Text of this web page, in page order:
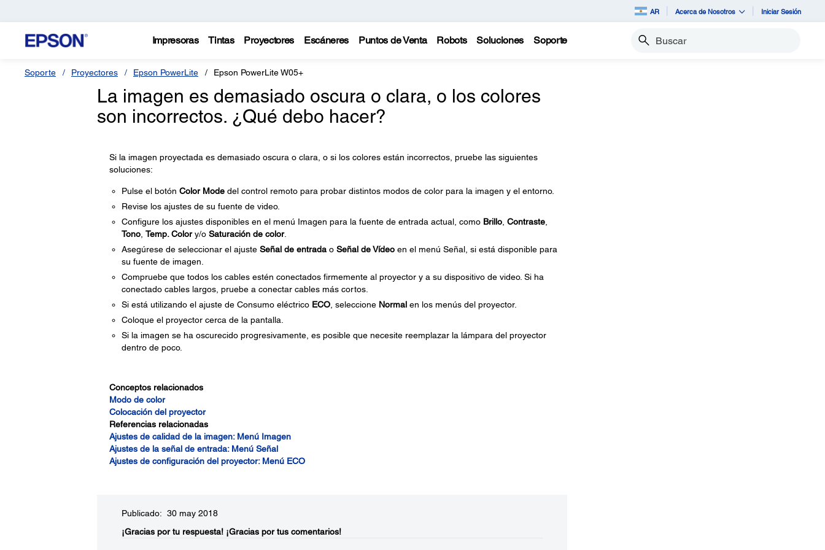
AR Acerca de Nosotros Iniciar Sesión
Impresoras Tintas Proyectores Escáneres Puntos de Venta Robots Soluciones Soporte Buscar
Soporte Proyectores Epson PowerLite Epson PowerLite W05+
La imagen es demasiado oscura o clara, o los colores
son incorrectos. ¿Qué debo hacer?
Si la imagen proyectada es demasiado oscura o clara, o si los colores están incorrectos, pruebe las siguientes
soluciones:
Pulse el botón Color Modedel control remoto para probar distintos modos de color para la imagen y el entorno.
Revise los ajustes de su fuente de video.
Configure los ajustes disponibles en el menú Imagen para la fuente de entrada actual, como Brillo, Contraste,
Tono, Temp. Colory/o Saturación de color.
Asegúrese de seleccionar el ajuste Señal de entradao Señal de Vídeoen el menú Señal, si está disponible para
su fuente de imagen.
Compruebe que todos los cables estén conectados firmemente al proyector y a su dispositivo de video. Si ha
conectado cables largos, pruebe a conectar cables más cortos.
Si está utilizando el ajuste de Consumo eléctrico ECO, seleccione Normalen los menús del proyector.
Coloque el proyector cerca de la pantalla.
Si la imagen se ha oscurecido progresivamente, es posible que necesite reemplazar la lámpara del proyector
dentro de poco.
Conceptos relacionados
Modo de color
Colocación del proyector
Referencias relacionadas
Ajustes de calidad de la imagen: Menú Imagen
Ajustes de la señal de entrada: Menú Señal
Ajustes de configuración del proyector: Menú ECO
Publicado: 30 may 2018
¡Gracias por tu respuesta! ¡Gracias por tus comentarios!